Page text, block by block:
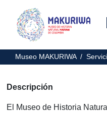
Museo MAKURIWA /
Descripción
El Museo de Historia